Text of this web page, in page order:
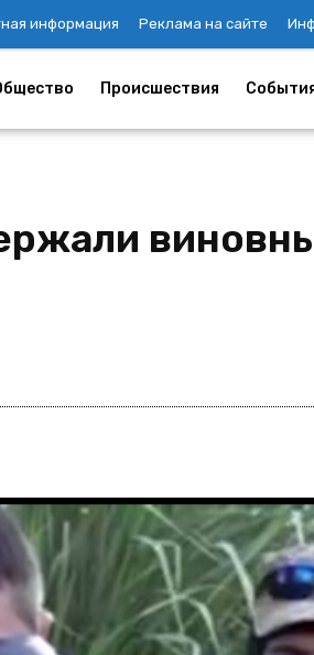
информация Реклама на сайте
Происшествия